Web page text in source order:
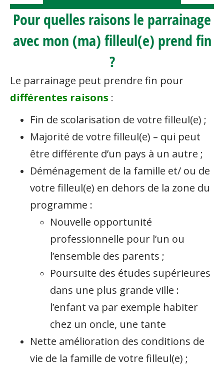
Pour quelles raisons le parrainage
avec mon (ma) filleul(e) prend fin
?
Le parrainage peut prendre fin pour
différentes raisons :
Fin de scolarisation de votre filleul(e) ;
Majorité de votre filleul(e) – qui peut
être différente d’un pays à un autre ;
Déménagement de la famille et/ ou de
votre filleul(e) en dehors de la zone du
programme :
Nouvelle opportunité
professionnelle pour l’un ou
l’ensemble des parents ;
Poursuite des études supérieures
dans une plus grande ville :
l’enfant va par exemple habiter
chez un oncle, une tante
Nette amélioration des conditions de
vie de la famille de votre filleul(e) ;